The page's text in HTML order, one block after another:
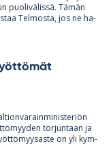
puo­li­vä­lissä. Tä­män
Tel­mosta, jos ne ha­
tor­jun­taan ja
on yli kym­